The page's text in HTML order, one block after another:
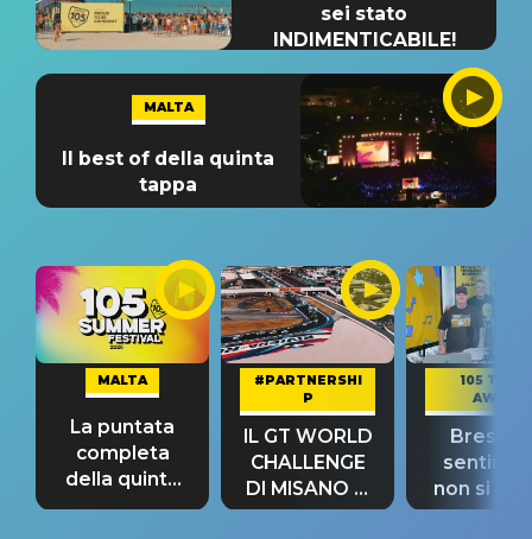
sei stato
INDIMENTICABILE!
MALTA
Il best of della quinta
tappa
MALTA
La puntata
completa
della quinta
tappa
#PARTNERSHI
P
IL GT WORLD
CHALLENGE
DI MISANO si
riconferma
105 TAKE
AWAY
Bresh:
non si
fino alla